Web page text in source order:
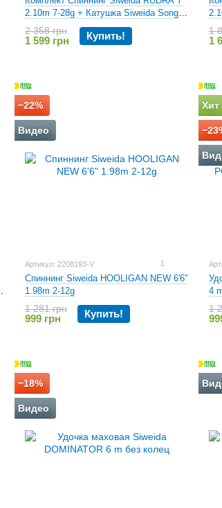
2.10m 7-28g + Катушка Siweida Song
3000
2 358 грн
1 599 грн Купить! 1
1
−22%
Видео
Артикул: 2208193-V 1
Спиннинг Siweida HOOLIGAN NEW 6'6"
1.98m 2-12g
1 281 грн
999 грн Купить!
Хит
4
1
−18%
Видео